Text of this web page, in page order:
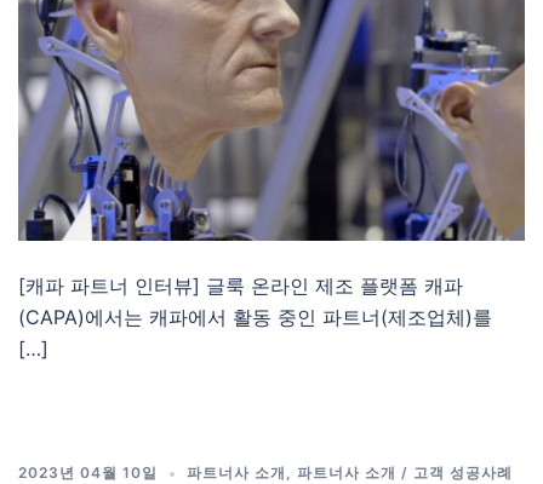
[캐파 파트너 인터뷰] 글룩 온라인 제조 플랫폼 캐파
(CAPA)에서는 캐파에서 활동 중인 파트너(제조업체)를
[…]
2023년 04월 10일 파트너사 소개 , 파트너사 소개 / 고객 성공사례